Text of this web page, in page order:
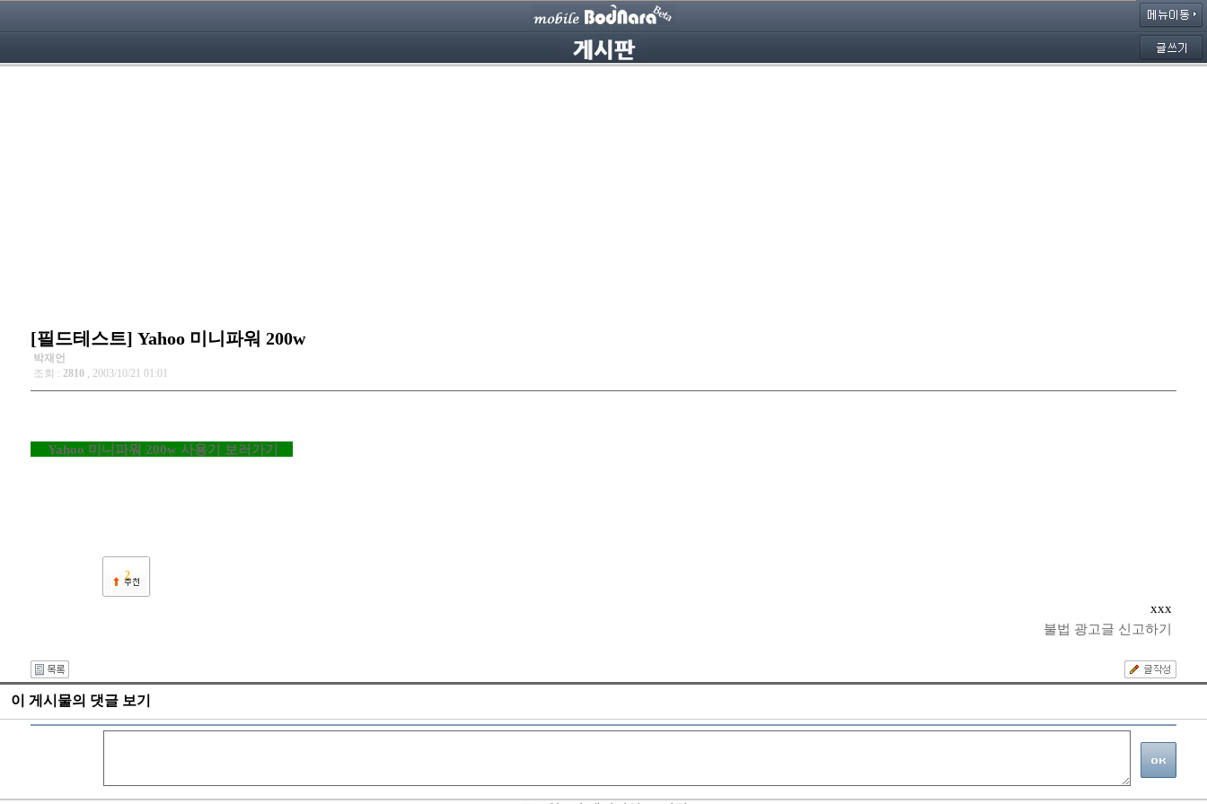
[필드테스트] Yahoo 미니파워 200w
박재언
조회 : 2810 , 2003/10/21 01:01
Yahoo 미니파워 200w 사용기 보러가기
2
xxx
불법 광고글 신고하기
이 게시물의 댓글 보기